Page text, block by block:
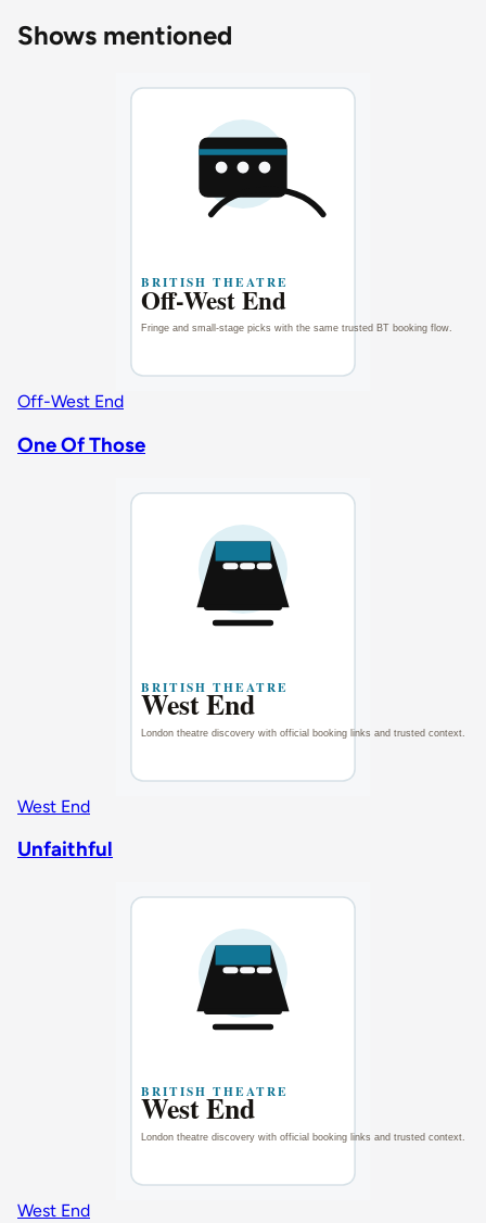
Shows mentioned
Off-West End
One Of Those
West End
Unfaithful
West End